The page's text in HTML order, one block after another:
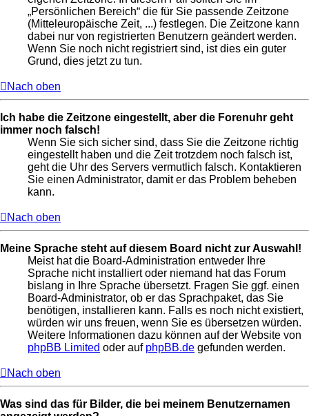
„Persönlichen Bereich“ die für Sie passende Zeitzone
(Mitteleuropäische Zeit, ...) festlegen. Die Zeitzone kann
dabei nur von registrierten Benutzern geändert werden.
Wenn Sie noch nicht registriert sind, ist dies ein guter
Grund, dies jetzt zu tun.
Nach oben
Ich habe die Zeitzone eingestellt, aber die Forenuhr geht
immer noch falsch!
Wenn Sie sich sicher sind, dass Sie die Zeitzone richtig
eingestellt haben und die Zeit trotzdem noch falsch ist,
geht die Uhr des Servers vermutlich falsch. Kontaktieren
Sie einen Administrator, damit er das Problem beheben
kann.
Nach oben
Meine Sprache steht auf diesem Board nicht zur Auswahl!
Meist hat die Board-Administration entweder Ihre
Sprache nicht installiert oder niemand hat das Forum
bislang in Ihre Sprache übersetzt. Fragen Sie ggf. einen
Board-Administrator, ob er das Sprachpaket, das Sie
benötigen, installieren kann. Falls es noch nicht existiert,
würden wir uns freuen, wenn Sie es übersetzen würden.
Weitere Informationen dazu können auf der Website von
phpBB Limited oder auf phpBB.de gefunden werden.
Nach oben
Was sind das für Bilder, die bei meinem Benutzernamen